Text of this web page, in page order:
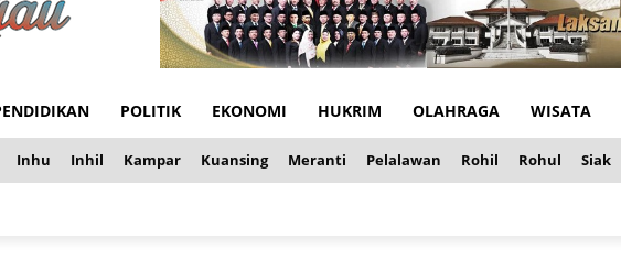
POLITIK EKONOMI HUKRIM OLAHRAGA WISATA
Inhu Inhil Kampar Kuansing Meranti Pelalawan Rohil Rohul Siak